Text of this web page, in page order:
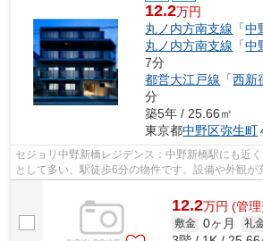
12.2万円
丸ノ内方南支線 「中
丸ノ内方南支線 「中
7分
都営大江戸線 「西新
分
築5年 / 25.66㎡
東京都中野区弥生町
セジョリ中野新橋レジデンス：中野新橋駅にも近
として多い、駅徒歩6分の物件です。設備や外観が
です。お友達を招待するのも恥ずかしく...
12.2万円 (管
敷金 0ヶ月 礼